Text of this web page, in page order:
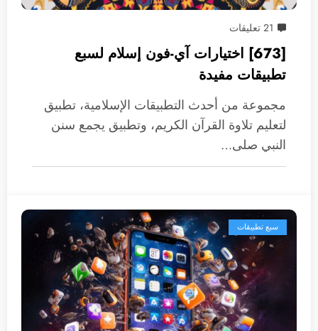
21 تعليقات
[673] اختيارات آي-فون إسلام لسبع
تطبيقات مفيدة
مجموعة من أحدث التطبيقات الإسلامية، تطبيق
لتعليم تلاوة القرآن الكريم، وتطبيق يجمع سنن
النبي صلى…
سبع تطبيقات